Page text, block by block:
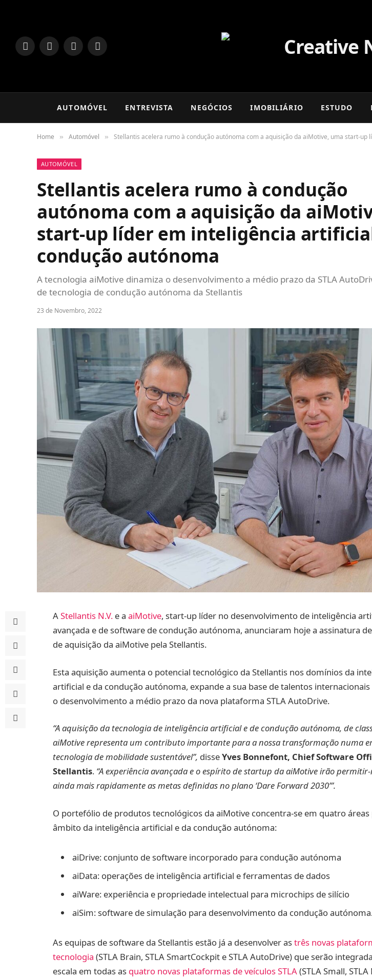
LinkedInFacebookInstagram
TikTok
AUTOMÓVEL ENTREVISTA NEGÓCIOS IMOBILIÁRIO ESTUDO
Home » Automóvel » Stellantis acelera rumo à condução autónoma com a aquisição da aiMotive, uma start-
AUTOMÓVEL
Stellantis acelera rumo à condução
autónoma com a aquisição da
start-up líder em inteligência
condução autónoma
A tecnologia aiMotive dinamiza o desenvolvimento a médio prazo da STLA
de tecnologia de condução autónoma da Stellantis
23 de Novembro, 2022
AStellantis N.V. e a aiMotive, start-up líder no desenvolvimento de inteligência
avançada e de software de condução autónoma, anunciaram hoje a assinatura
de aquisição da aiMotive pela Stellantis.
Esta aquisição aumenta o potencial tecnológico da Stellantis nos domínios da
artificial e da condução autónoma, expande a sua base de talentos
o desenvolvimento a médio prazo da nova plataforma STLA AutoDrive.
“A aquisição da tecnologia de inteligência artificial e de condução autónoma, de
aiMotive representa um contributo importante para a nossa transformação numa
tecnologia de mobilidade sustentável”, disseYves Bonnefont, Chief Software
Stellantis. “A experiência avançada e o espírito de startup da aiMotive irão
ainda mais rapidamente as metas definidas no plano ‘Dare Forward 2030’”.
O portefólio de produtos tecnológicos da aiMotive concentra-se em quatro
âmbito da inteligência artificial e da condução autónoma:
aiDrive: conjunto de software incorporado para condução autónoma
aiData: operações de inteligência artificial e ferramentas de dados
aiWare: experiência e propriedade intelectual para microchips de silício
aiSim: software de simulação para desenvolvimento da condução
As equipas de software da Stellantis estão já a desenvolver astrês novas
tecnologia (STLA Brain, STLA SmartCockpit e STLA AutoDrive) que serão
escala em todas as quatro novas plataformas de veículos STLA(STLA Small,